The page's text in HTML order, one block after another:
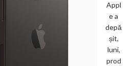
Appl
e a
depă
șit,
luni,
prod